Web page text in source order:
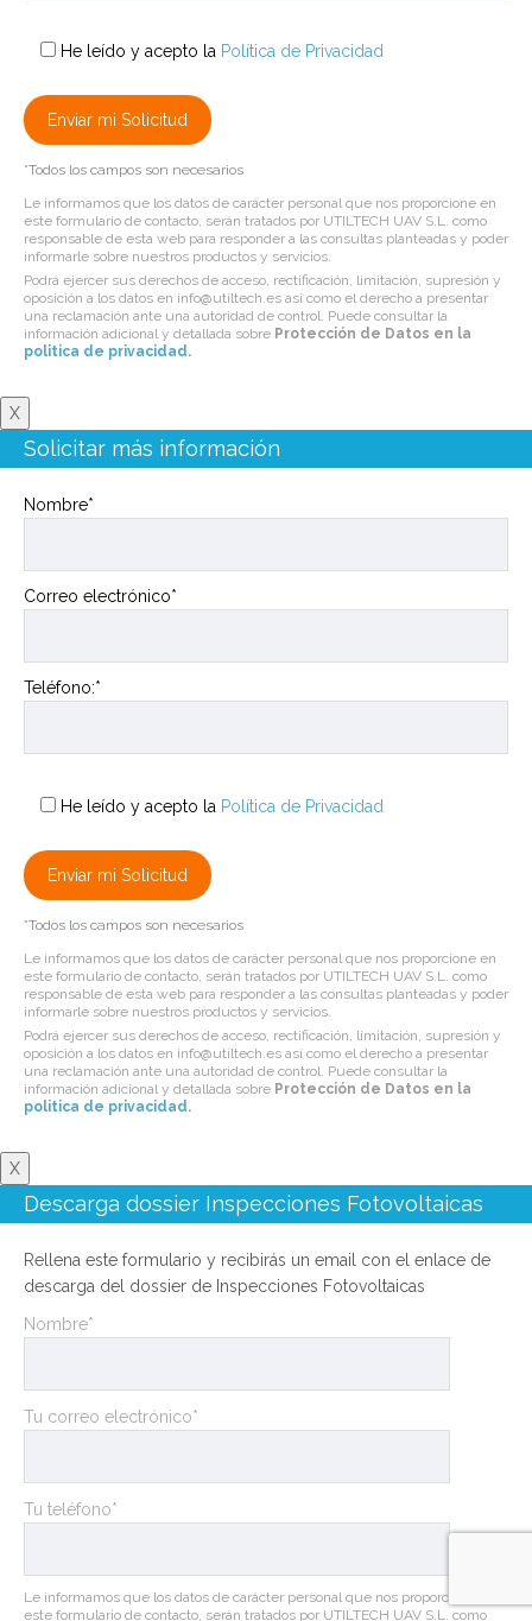
He leído y acepto la Política de Privacidad
*Todos los campos son necesarios
Le informamos que los datos de carácter personal que nos proporcione en
este formulario de contacto, serán tratados por UTILTECH UAV S.L. como
responsable de esta web para responder a las consultas planteadas y poder
informarle sobre nuestros productos y servicios.
Podrá ejercer sus derechos de acceso, rectificación, limitación, supresión y
oposición a los datos en info@utiltech.es así como el derecho a presentar
una reclamación ante una autoridad de control. Puede consultar la
información adicional y detallada sobre Protección de Datos en la
politica de privacidad.
X
Solicitar más información
Nombre*
Correo electrónico*
Teléfono:*
He leído y acepto la Política de Privacidad
*Todos los campos son necesarios
Le informamos que los datos de carácter personal que nos proporcione en
este formulario de contacto, serán tratados por UTILTECH UAV S.L. como
responsable de esta web para responder a las consultas planteadas y poder
informarle sobre nuestros productos y servicios.
Podrá ejercer sus derechos de acceso, rectificación, limitación, supresión y
oposición a los datos en info@utiltech.es así como el derecho a presentar
una reclamación ante una autoridad de control. Puede consultar la
información adicional y detallada sobre Protección de Datos en la
politica de privacidad.
X
Descarga dossier Inspecciones Fotovoltaicas
Rellena este formulario y recibirás un email con el enlace de
descarga del dossier de Inspecciones Fotovoltaicas
Nombre*
Tu correo electrónico*
Tu teléfono*
Le informamos que los datos de carácter personal que nos proporcione en
este formulario de contacto, serán tratados por UTILTECH UAV S.L. como